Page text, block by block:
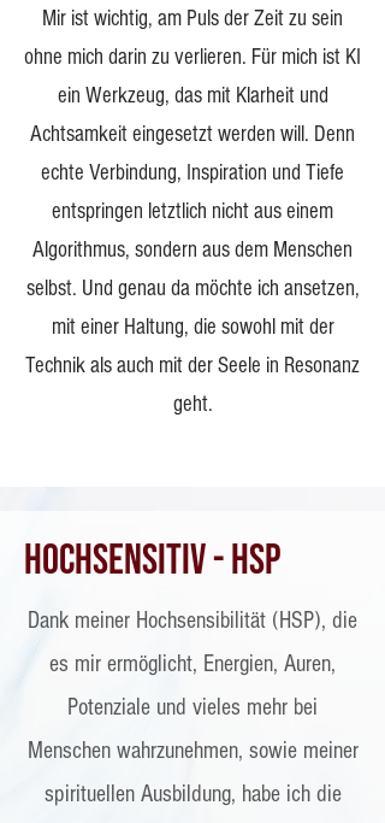
Mir ist wichtig, am Puls der Zeit zu sein
ohne mich darin zu verlieren. Für mich ist KI
ein Werkzeug, das mit Klarheit und
Achtsamkeit eingesetzt werden will. Denn
echte Verbindung, Inspiration und Tiefe
entspringen letztlich nicht aus einem
Algorithmus, sondern aus dem Menschen
selbst. Und genau da möchte ich ansetzen,
mit einer Haltung, die sowohl mit der
Technik als auch mit der Seele in Resonanz
geht.
Hochsensitiv - HSP
Dank meiner Hochsensibilität (HSP), die
es mir ermöglicht, Energien, Auren,
Potenziale und vieles mehr bei
Menschen wahrzunehmen, sowie meiner
spirituellen Ausbildung, habe ich die